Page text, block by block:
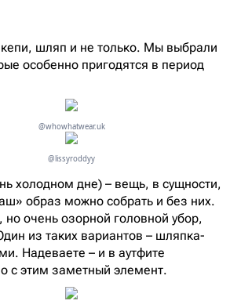
шляп и не только. Мы выбрали
особенно пригодятся в период
@whowhatwear.uk
@lissyroddyy
холодном дне) – вещь, в сущности,
образ можно собрать и без них.
очень озорной головной убор,
из таких вариантов – шляпка-
Надеваете – и в аутфите
с этим заметный элемент.